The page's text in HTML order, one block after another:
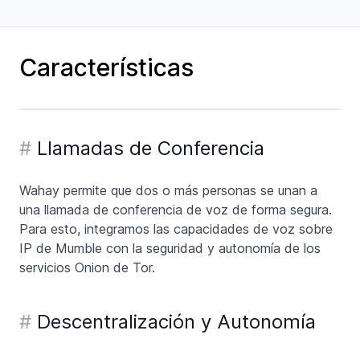
Características
# Llamadas de Conferencia
Wahay permite que dos o más personas se unan a
una llamada de conferencia de voz de forma segura.
Para esto, integramos las capacidades de voz sobre
IP de Mumble con la seguridad y autonomía de los
servicios Onion de Tor.
# Descentralización y Autonomía